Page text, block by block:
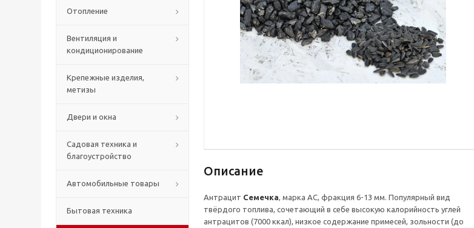
Отопление
Вентиляция и
кондиционирование
Крепежные изделия,
метизы
Двери и окна
Садовая техника и
благоустройство
Автомобильные товары
Бытовая техника
Описание
Антрацит Семечка , марка АС, фракция 6-13 мм. Популярный вид
твёрдого топлива, сочетающий в себе высокую калорийность углей
антрацитов (7000 ккал), низкое содержание примесей, зольности (до